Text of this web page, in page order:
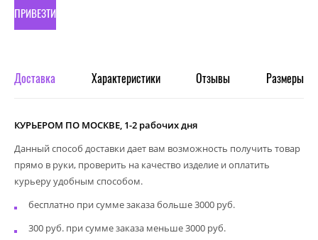
ПРИВЕЗТИ
ЗАКАЗ
Доставка Характеристики Отзывы Размеры
КУРЬЕРОМ ПО МОСКВЕ, 1-2 рабочих дня
Данный способ доставки дает вам возможность получить товар
прямо в руки, проверить на качество изделие и оплатить
курьеру удобным способом.
бесплатно при сумме заказа больше 3000 руб.
300 руб. при сумме заказа меньше 3000 руб.